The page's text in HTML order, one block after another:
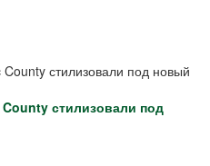
стилизовали под